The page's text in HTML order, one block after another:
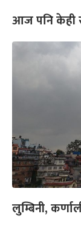
आज पनि केही
लुम्बिनी,